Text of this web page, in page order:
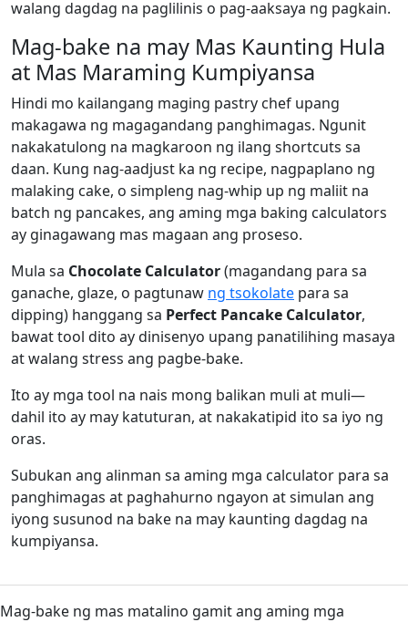
walang dagdag na paglilinis o pag-aaksaya ng pagkain.
Mag-bake na may Mas Kaunting Hula
at Mas Maraming Kumpiyansa
Hindi mo kailangang maging pastry chef upang
makagawa ng magagandang panghimagas. Ngunit
nakakatulong na magkaroon ng ilang shortcuts sa
daan. Kung nag-aadjust ka ng recipe, nagpaplano ng
malaking cake, o simpleng nag-whip up ng maliit na
batch ng pancakes, ang aming mga baking calculators
ay ginagawang mas magaan ang proseso.
Mula sa Chocolate Calculator(magandang para sa
ganache, glaze, o pagtunaw ng tsokolate para sa
dipping) hanggang sa Perfect Pancake Calculator,
bawat tool dito ay dinisenyo upang panatilihing masaya
at walang stress ang pagbe-bake.
Ito ay mga tool na nais mong balikan muli at muli—
dahil ito ay may katuturan, at nakakatipid ito sa iyo ng
oras.
Subukan ang alinman sa aming mga calculator para sa
panghimagas at paghahurno ngayon at simulan ang
iyong susunod na bake na may kaunting dagdag na
kumpiyansa.
Mag-bake ng mas matalino gamit ang aming mga